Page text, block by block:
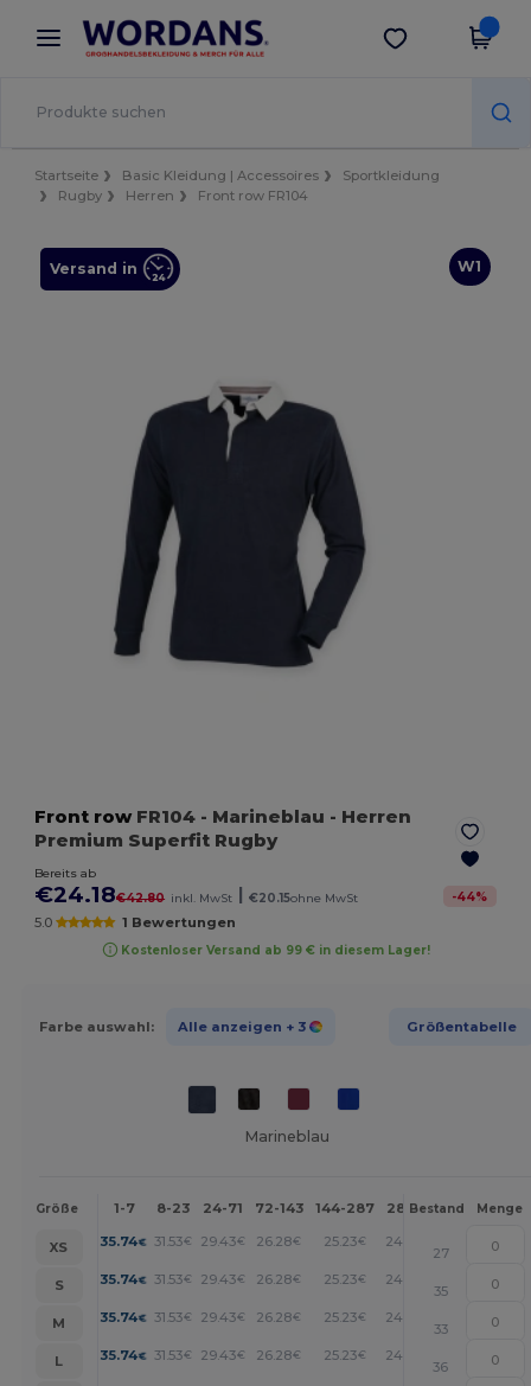
× Wordans App
Bessere Preise in der App!
App holen
Startseite Basic Kleidung | Accessoires
Sportkleidung
Rugby
Herren Front row FR104
W1
Versand in
Front rowFR104 - Marineblau - Herren
Premium Superfit Rugby
Bereits ab
€24.18€42.80 inkl. MwSt | €20.15ohne MwSt -44%
5.0 1 Bewertungen
Kostenloser Versand ab 99 € in diesem Lager!
Farbe auswahl: Alle anzeigen + 3 Größentabelle
Marineblau
Größe 1-7 8-23 24-71 72-143 144-287 288 + Mehr
Bestand Menge
XS 35.74€ 31.53€ 29.43€ 26.28€ 25.23€ 24.18
27
S
35.74€ 31.53€ 29.43€ 26.28€ 25.23€ 24.18
35
M
35.74€ 31.53€ 29.43€ 26.28€ 25.23€ 24.18
33
L
35.74€ 31.53€ 29.43€ 26.28€ 25.23€ 24.18
36